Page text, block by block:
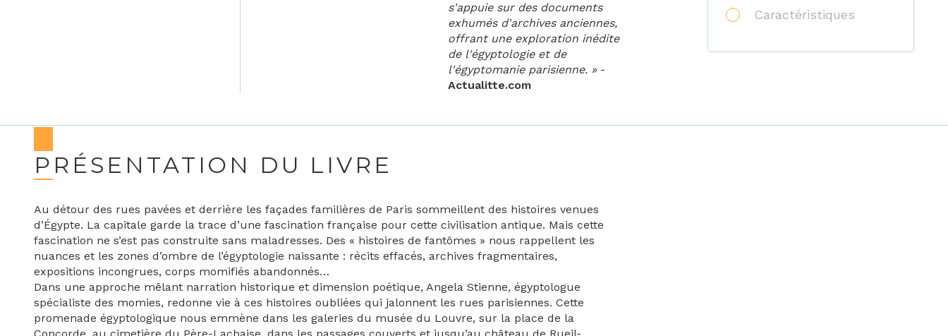
Caractéristiques
s'appuie sur des documents
exhumés d'archives anciennes,
offrant une exploration inédite
de l'égyptologie et de
l'égyptomanie parisienne. » -
Actualitte.com
PRÉSENTATION DU LIVRE
Au détour des rues pavées et derrière les façades familières de Paris sommeillent des histoires venues
d’Égypte. La capitale garde la trace d’une fascination française pour cette civilisation antique. Mais cette
fascination ne s’est pas construite sans maladresses. Des « histoires de fantômes » nous rappellent les
nuances et les zones d’ombre de l’égyptologie naissante : récits effacés, archives fragmentaires,
expositions incongrues, corps momifiés abandonnés…
Dans une approche mêlant narration historique et dimension poétique, Angela Stienne, égyptologue
spécialiste des momies, redonne vie à ces histoires oubliées qui jalonnent les rues parisiennes. Cette
promenade égyptologique nous emmène dans les galeries du musée du Louvre, sur la place de la